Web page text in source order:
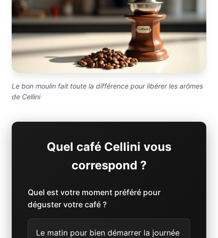
Le bon moulin fait toute la différence pour libérer les arômes
de Cellini
Quel café Cellini vous
correspond ?
Quel est votre moment préféré pour
déguster votre café ?
Le matin pour bien démarrer la journée